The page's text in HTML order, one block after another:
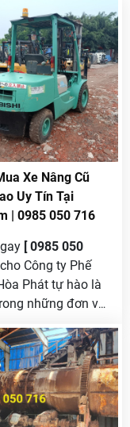
Xe Nâng Cũ
Uy Tín Tại
| 0985 050 716
[ 0985 050
cho Công ty Phế
Phát tự hào là
những đơn vị
mua xe nâng cũ
HCM với mức giá
nhất trên thị
. nhậnthanh lý
cũvới khối